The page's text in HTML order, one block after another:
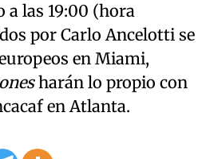
a las 19:00 (hora
por Carlo Ancelotti se
en Miami,
harán lo propio con
en Atlanta.